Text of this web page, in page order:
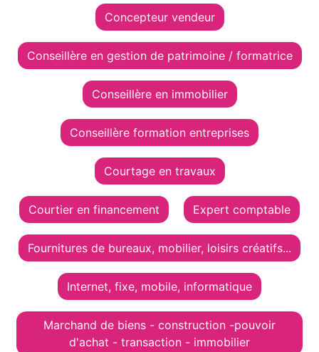
Concepteur vendeur
Conseillère en gestion de patrimoine / formatrice
Conseillère en immobilier
Conseillère formation entreprises
Courtage en travaux
Courtier en financement Expert comptable
Fournitures de bureaux, mobilier, loisirs créatifs...
Internet, fixe, mobile, informatique
Marchand de biens - construction -pouvoir
d'achat - transaction - immobilier